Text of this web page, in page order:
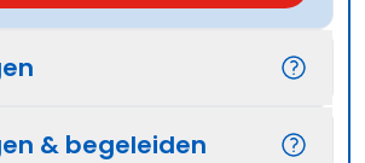
& begeleiden